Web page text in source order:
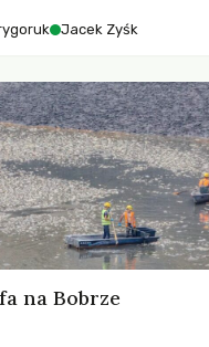
Jacek Zyśk
na Bobrze